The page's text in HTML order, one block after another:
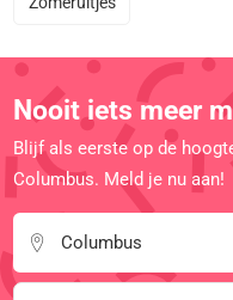
Nooit iets meer
Blijf als eerste op de
Columbus. Meld je nu aan!
Columbus